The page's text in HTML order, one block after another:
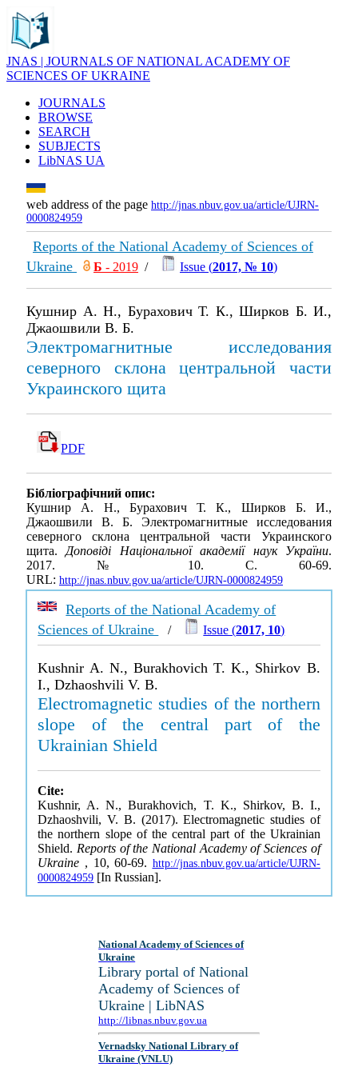
JNAS | JOURNALS OF NATIONAL ACADEMY OF
SCIENCES OF UKRAINE
JOURNALS
BROWSE
SEARCH
SUBJECTS
LibNAS UA
web address of the page http://jnas.nbuv.gov.ua/article/UJRN-
0000824959
Reports of the National Academy of Sciences of
Ukraine
Б - 2019 / Issue (2017, № 10)
Кушнир А. Н., Бурахович Т. К., Ширков Б. И.,
Джаошвили В. Б.
Электромагнитные исследования
северного склона центральной части
Украинского щита
PDF
Бібліографічний опис:
Кушнир А. Н., Бурахович Т. К., Ширков Б. И.,
Джаошвили В. Б. Электромагнитные исследования
северного склона центральной части Украинского
щита.Доповіді Національної академії наук України.
2017. № 10. С. 60-69.
URL: http://jnas.nbuv.gov.ua/article/UJRN-0000824959
Reports of the National Academy of
Sciences of Ukraine
/ Issue (2017, 10)
Kushnir A. N., Burakhovich T. K., Shirkov B.
I., Dzhaoshvili V. B.
Electromagnetic studies of the northern
slope of the central part of the
Ukrainian Shield
Cite:
Kushnir, A. N., Burakhovich, T. K., Shirkov, B. I.,
Dzhaoshvili, V. B. (2017). Electromagnetic studies of
the northern slope of the central part of the Ukrainian
Shield. Reports of the National Academy of Sciences of
Ukraine , 10, 60-69. http://jnas.nbuv.gov.ua/article/UJRN-
0000824959 [In Russian].
National Academy of Sciences of
Ukraine
Library portal of National
Academy of Sciences of
Ukraine | LibNAS
http://libnas.nbuv.gov.ua
Vernadsky National Library of
Ukraine (VNLU)